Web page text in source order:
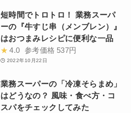
短時間でトロトロ！ 業務スーパ
ーの『牛すじ串（メンブレン）』
はおつまみレシピに便利な一品
★ 4.0 参考価格 537円
2022年10月22日
業務スーパーの「冷凍そらまめ」
はどうなの？ 風味・食べ方・コ
スパをチェックしてみた